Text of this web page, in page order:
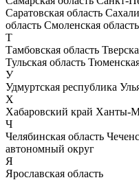
Саратовская область
область Смоленская область
Т
Тамбовская область
Тульская область
У
Удмуртская республика
Х
Хабаровский край Ханты-
Ч
Челябинская область
автономный округ
Я
Ярославская область